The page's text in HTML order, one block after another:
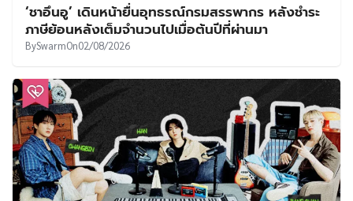
‘ชาอึนอู’ เดินหน้ายื่นอุทธรณ์กรมสรรพากร หลังชำระ
ภาษีย้อนหลังเต็มจำนวนไปเมื่อต้นปีที่ผ่านมา
BySwarmOn02/08/2026